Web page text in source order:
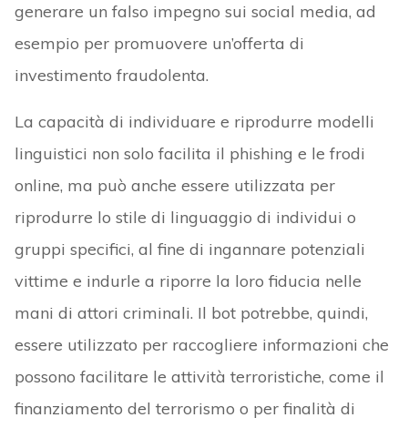
generare un falso impegno sui social media, ad
esempio per promuovere un’offerta di
investimento fraudolenta.
La capacità di individuare e riprodurre modelli
linguistici non solo facilita il phishing e le frodi
online, ma può anche essere utilizzata per
riprodurre lo stile di linguaggio di individui o
gruppi specifici, al fine di ingannare potenziali
vittime e indurle a riporre la loro fiducia nelle
mani di attori criminali. Il bot potrebbe, quindi,
essere utilizzato per raccogliere informazioni che
possono facilitare le attività terroristiche, come il
finanziamento del terrorismo o per finalità di